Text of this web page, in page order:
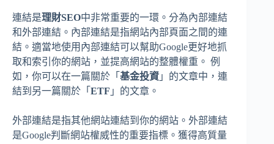
連結是理財SEO中非常重要的一環。分為內部連結
和外部連結。內部連結是指網站內部頁面之間的連
結。適當地使用內部連結可以幫助Google更好地抓
取和索引你的網站，並提高網站的整體權重。 例
如，你可以在一篇關於「 基金投資 」的文章中，連
結到另一篇關於「 ETF 」的文章。
外部連結是指其他網站連結到你的網站。外部連結
是Google判斷網站權威性的重要指標。獲得高質量